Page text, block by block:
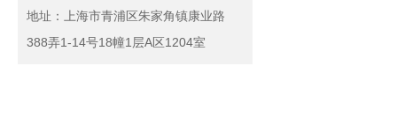
地址：上海市青浦区朱家角镇康业路
388弄1-14号18幢1层A区1204室